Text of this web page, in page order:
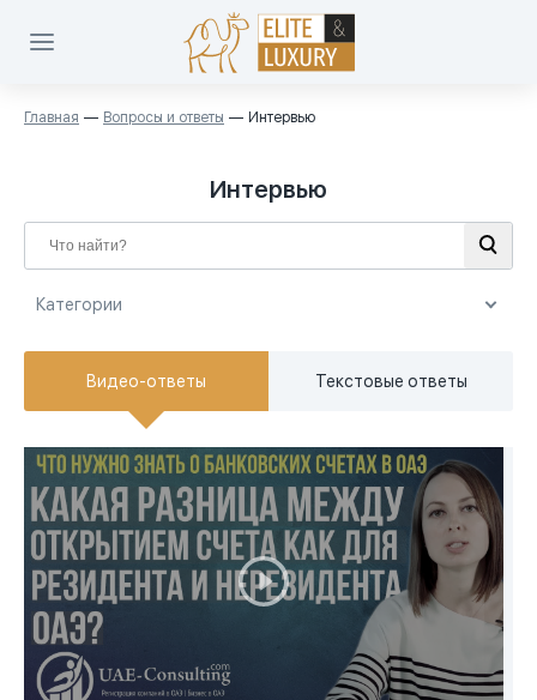
Главная Вопросы и ответы Интервью
Интервью
Категории
Категории
Инвестиции в Дубай (7)
Вебинары (4)
Законы ОАЭ (4)
Продажа недвижимости (3)
Обзоры недвижимости (3)
Интервью (2)
Видео-ответы Текстовые ответы